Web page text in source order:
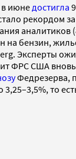
июне достигла
рекордом
аналитиков
на бензин,
Эксперты
ФРС США вновь
Федрезерва,
то